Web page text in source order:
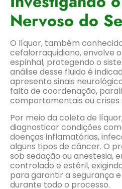
Nervoso do
O líquor, também
cefalorraquidiano, envolve
espinhal, protegendo o
análise desse fluido é
apresenta sinais
falta de coordenação,
comportamentais ou crises
Por meio da coleta de
diagnosticar condições
doenças inflamatórias,
alguns tipos de câncer. O
sob sedação ou anestesia,
controlado e estéril,
para garantir a segurança
durante todo o processo.